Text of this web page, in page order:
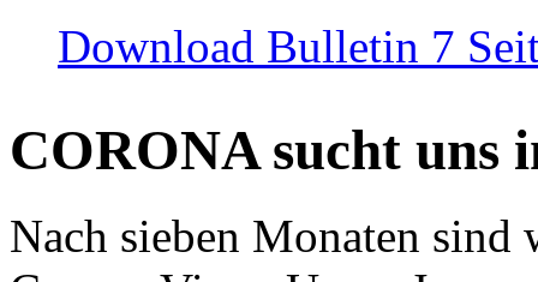
Download Bulletin 7
CORONA sucht uns
Nach sieben Monaten